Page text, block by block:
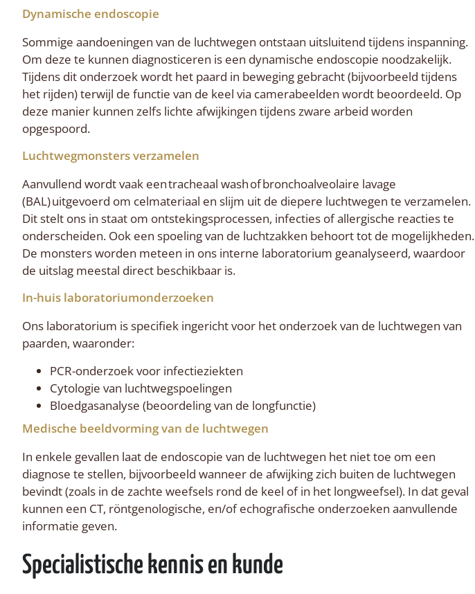
Dynamische endoscopie
Sommige aandoeningen van de luchtwegen ontstaan uitsluitend tijdens inspanning.
Om deze te kunnen diagnosticeren is een dynamische endoscopie noodzakelijk.
Tijdens dit onderzoek wordt het paard in beweging gebracht (bijvoorbeeld tijdens
het rijden) terwijl de functie van de keel via camerabeelden wordt beoordeeld. Op
deze manier kunnen zelfs lichte afwijkingen tijdens zware arbeid worden
opgespoord.
Luchtwegmonsters verzamelen
Aanvullend wordt vaak een tracheaal wash of bronchoalveolaire lavage
(BAL) uitgevoerd om celmateriaal en slijm uit de diepere luchtwegen te verzamelen.
Dit stelt ons in staat om ontstekingsprocessen, infecties of allergische reacties te
onderscheiden. Ook een spoeling van de luchtzakken behoort tot de mogelijkheden.
De monsters worden meteen in ons interne laboratorium geanalyseerd, waardoor
de uitslag meestal direct beschikbaar is.
In-huis laboratoriumonderzoeken
Ons laboratorium is specifiek ingericht voor het onderzoek van de luchtwegen van
paarden, waaronder:
PCR-onderzoek voor infectieziekten
Cytologie van luchtwegspoelingen
Bloedgasanalyse (beoordeling van de longfunctie)
Medische beeldvorming van de luchtwegen
In enkele gevallen laat de endoscopie van de luchtwegen het niet toe om een
diagnose te stellen, bijvoorbeeld wanneer de afwijking zich buiten de luchtwegen
bevindt (zoals in de zachte weefsels rond de keel of in het longweefsel). In dat geval
kunnen een CT, röntgenologische, en/of echografische onderzoeken aanvullende
informatie geven.
Specialistische kennis en kunde